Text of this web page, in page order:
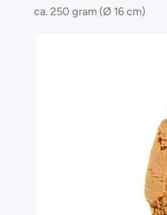
ca. 250 gram (Ø 16 cm)